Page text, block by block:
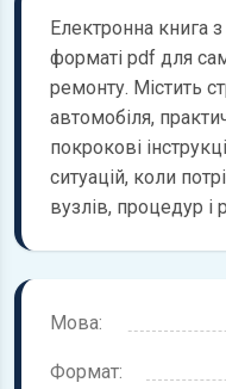
Електронна книга
форматі pdf для
ремонту. Містить
автомобіля,
покрокові
ситуацій, коли
вузлів, процедур і
Мова:
Формат: